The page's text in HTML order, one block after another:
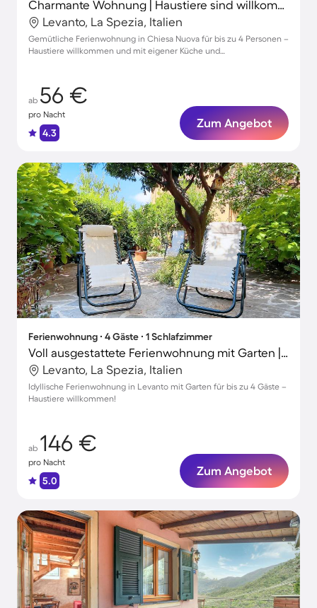
Charmante Wohnung | Haustiere sind willkommen
Levanto, La Spezia, Italien
Gemütliche Ferienwohnung in Chiesa Nuova für bis zu 4 Personen –
Haustiere willkommen und mit eigener Küche und
ab 56 €
pro Nacht
4.3
Zum Angebot
Ferienwohnung ∙ 4 Gäste ∙ 1 Schlafzimmer
Voll ausgestattete Ferienwohnung mit Garten | Nah am Strand | Haustiere erlaubt
Levanto, La Spezia, Italien
Idyllische Ferienwohnung in Levanto mit Garten für bis zu 4 Gäste –
Haustiere willkommen!
ab 146 €
pro Nacht
5.0
Zum Angebot